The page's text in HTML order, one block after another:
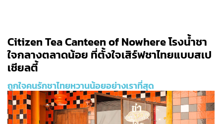
Citizen Tea Canteen of Nowhere โรงน้ำชา
ใจกลางตลาดน้อย ที่ตั้งใจเสิร์ฟชาไทยแบบสเป
เชียลตี้
ถูกใจคนรักชาไทยหวานน้อยอย่างเราที่สุด